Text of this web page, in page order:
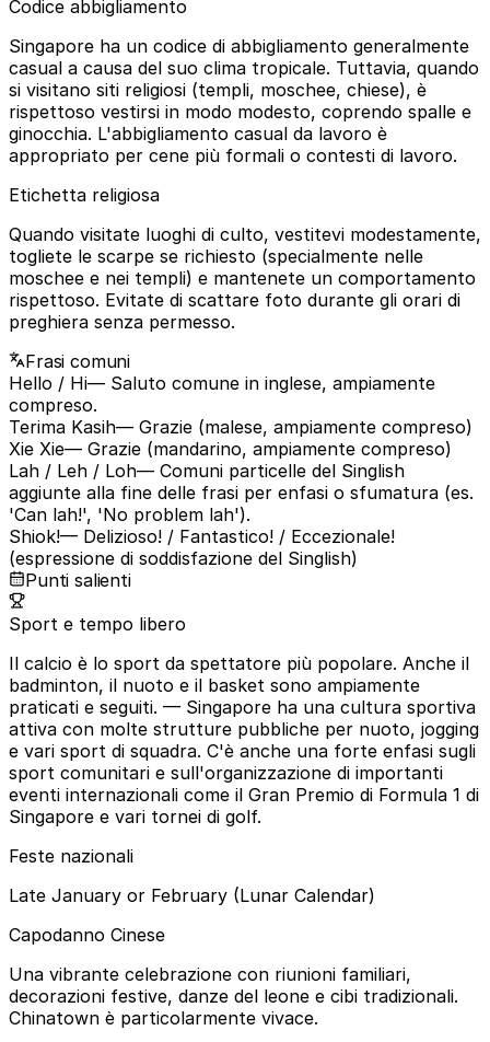
Codice abbigliamento
Singapore ha un codice di abbigliamento generalmente
casual a causa del suo clima tropicale. Tuttavia, quando
si visitano siti religiosi (templi, moschee, chiese), è
rispettoso vestirsi in modo modesto, coprendo spalle e
ginocchia. L'abbigliamento casual da lavoro è
appropriato per cene più formali o contesti di lavoro.
Etichetta religiosa
Quando visitate luoghi di culto, vestitevi modestamente,
togliete le scarpe se richiesto (specialmente nelle
moschee e nei templi) e mantenete un comportamento
rispettoso. Evitate di scattare foto durante gli orari di
preghiera senza permesso.
Frasi comuni
Hello / Hi— Saluto comune in inglese, ampiamente
compreso.
Terima Kasih— Grazie (malese, ampiamente compreso)
Xie Xie— Grazie (mandarino, ampiamente compreso)
Lah / Leh / Loh— Comuni particelle del Singlish
aggiunte alla fine delle frasi per enfasi o sfumatura (es.
'Can lah!', 'No problem lah').
Shiok!— Delizioso! / Fantastico! / Eccezionale!
(espressione di soddisfazione del Singlish)
Punti salienti
Sport e tempo libero
Il calcio è lo sport da spettatore più popolare. Anche il
badminton, il nuoto e il basket sono ampiamente
praticati e seguiti. — Singapore ha una cultura sportiva
attiva con molte strutture pubbliche per nuoto, jogging
e vari sport di squadra. C'è anche una forte enfasi sugli
sport comunitari e sull'organizzazione di importanti
eventi internazionali come il Gran Premio di Formula 1 di
Singapore e vari tornei di golf.
Feste nazionali
Late January or February (Lunar Calendar)
Capodanno Cinese
Una vibrante celebrazione con riunioni familiari,
decorazioni festive, danze del leone e cibi tradizionali.
Chinatown è particolarmente vivace.